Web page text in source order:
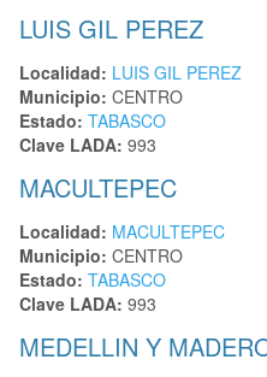
LUIS GIL PEREZ
Localidad: LUIS GIL PEREZ
Municipio: CENTRO
Estado: TABASCO
Clave LADA: 993
MACULTEPEC
Localidad: MACULTEPEC
Municipio: CENTRO
Estado: TABASCO
Clave LADA: 993
MEDELLIN Y